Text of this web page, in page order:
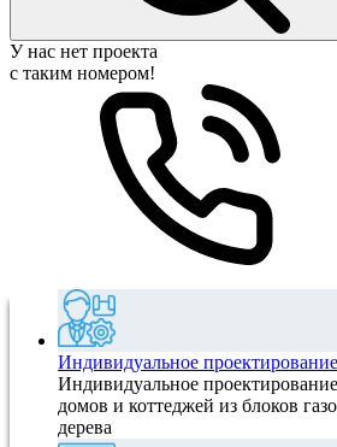
У нас нет проекта
с таким номером!
Индивидуальное проектирование
Индивидуальное
домов и коттеджей из блоков
дерева